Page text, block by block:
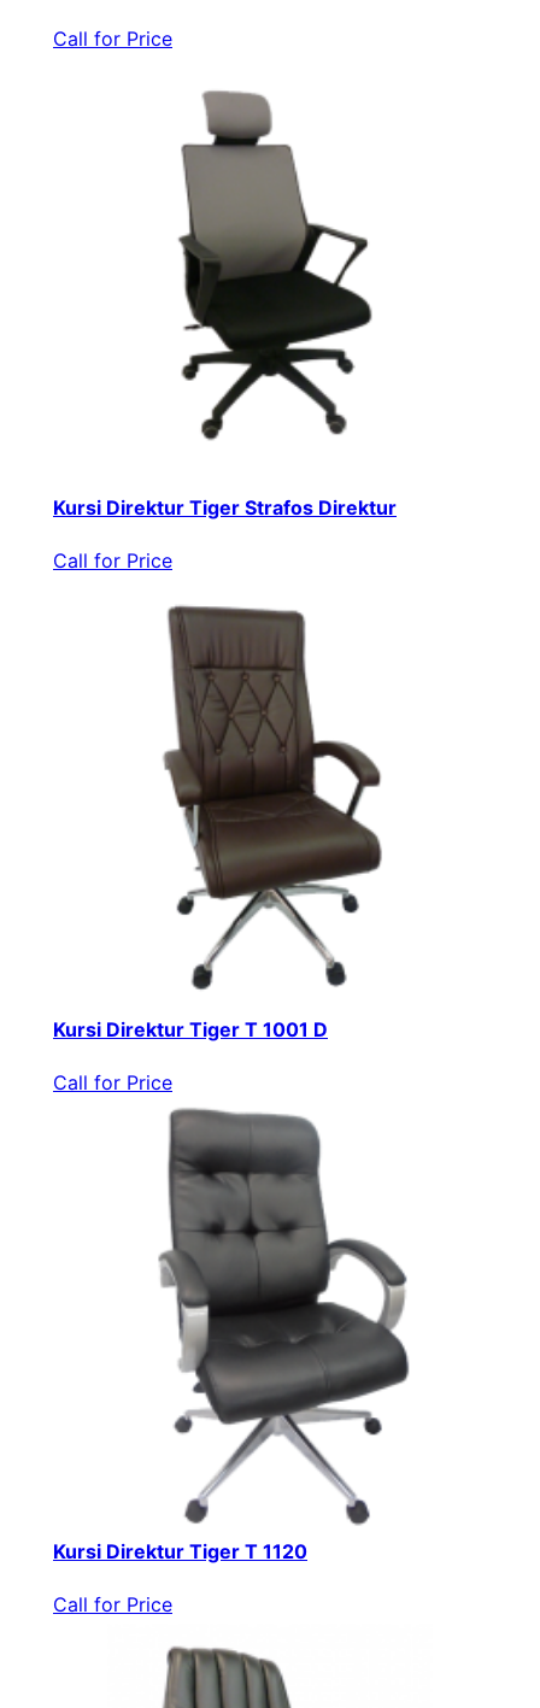
Call for Price
Kursi Direktur Tiger Strafos Direktur
Call for Price
Kursi Direktur Tiger T 1001 D
Call for Price
Kursi Direktur Tiger T 1120
Call for Price